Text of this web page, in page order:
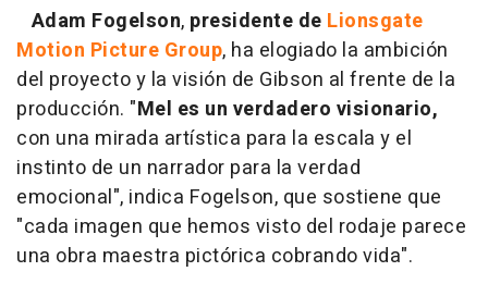
Adam Fogelson, presidente de Lionsgate
Motion Picture Group, ha elogiado la ambición
del proyecto y la visión de Gibson al frente de la
producción. "Mel es un verdadero visionario,
con una mirada artística para la escala y el
instinto de un narrador para la verdad
emocional", indica Fogelson, que sostiene que
"cada imagen que hemos visto del rodaje parece
una obra maestra pictórica cobrando vida".